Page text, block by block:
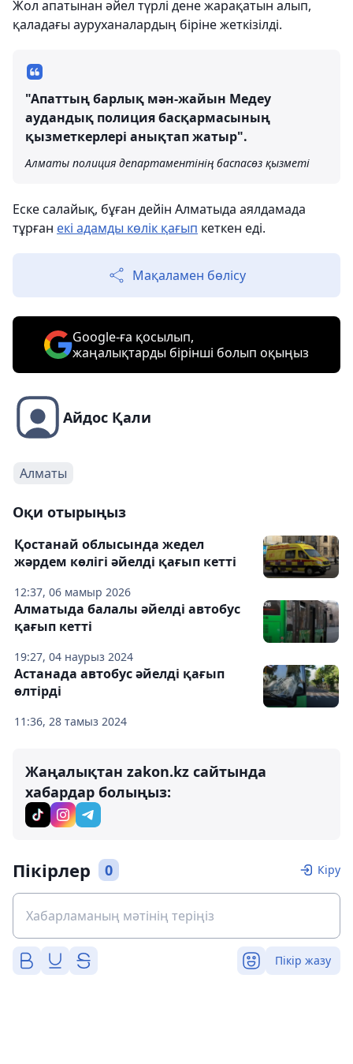
Жол апатынан әйел түрлі дене жарақатын алып,
қаладағы ауруханалардың біріне жеткізілді.
"Апаттың барлық мән-жайын Медеу
аудандық полиция басқармасының
қызметкерлері анықтап жатыр".
Алматы полиция департаментінің баспасөз қызметі
Еске салайық, бұған дейін Алматыда аялдамада
тұрған екі адамды көлік қағып кеткен еді.
Мақаламен бөлісу
Google-ға қосылып,
жаңалықтарды бірінші болып оқыңыз
Айдос Қали
Алматы
Оқи отырыңыз
12:37, 06 мамыр 2026
Қостанай облысында жедел
жәрдем көлігі әйелді қағып кетті
19:27, 04 наурыз 2024
Алматыда балалы әйелді автобус
қағып кетті
11:36, 28 тамыз 2024
Астанада автобус әйелді қағып
өлтірді
Жаңалықтан zakon.kz сайтында
хабардар болыңыз:
Пікірлер 0 Кіру
Пікір жазу